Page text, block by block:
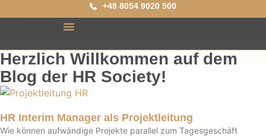
+49 8054 9020 500
Herzlich Willkommen auf dem
Blog der HR Society!
HR Interim Manager als Projektleitung
Wie können aufwändige Projekte parallel zum Tagesgeschäft